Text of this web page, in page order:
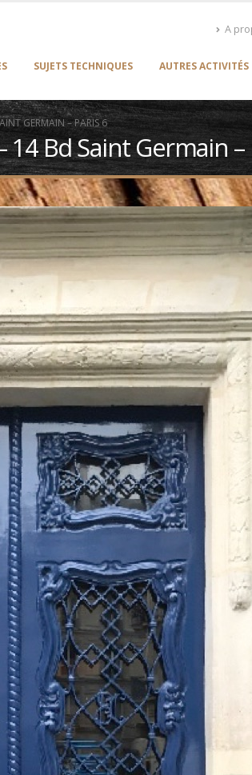
A
SUJETS TECHNIQUES AUTRES ACTIVITÉS
GERMAIN – PARIS 6
Bd Saint Germain –